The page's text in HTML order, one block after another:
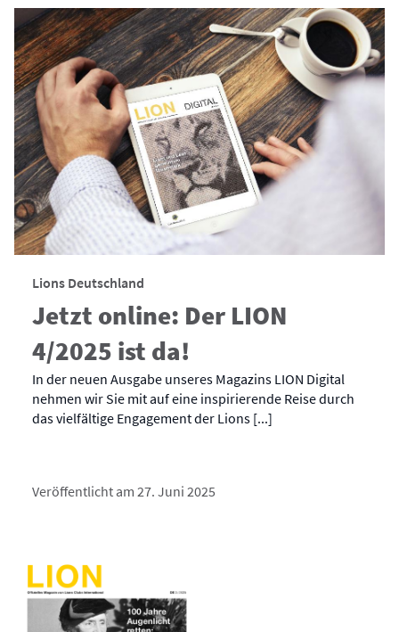
Lions Deutschland
Jetzt online: Der LION
4/2025 ist da!
In der neuen Ausgabe unseres Magazins LION Digital
nehmen wir Sie mit auf eine inspirierende Reise durch
das vielfältige Engagement der Lions [...]
Veröffentlicht am 27. Juni 2025